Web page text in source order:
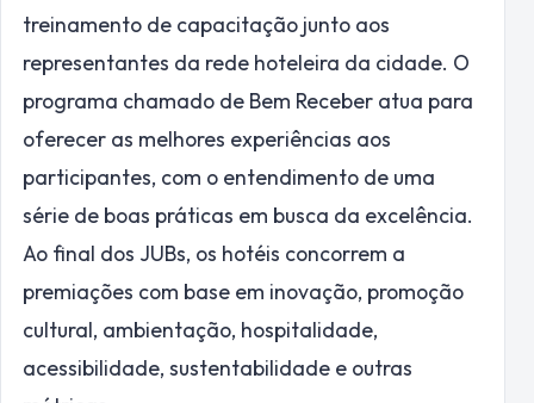
treinamento de capacitação junto aos
representantes da rede hoteleira da cidade. O
programa chamado de Bem Receber atua para
oferecer as melhores experiências aos
participantes, com o entendimento de uma
série de boas práticas em busca da excelência.
Ao final dos JUBs, os hotéis concorrem a
premiações com base em inovação, promoção
cultural, ambientação, hospitalidade,
acessibilidade, sustentabilidade e outras